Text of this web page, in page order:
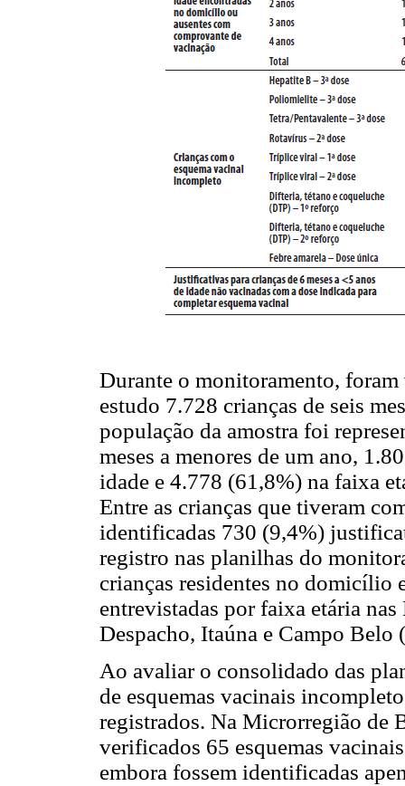
Durante o monitoramento,
estudo 7.728 crianças de seis
população da amostra foi
meses a menores de um ano,
idade e 4.778 (61,8%) na faixa
Entre as crianças que tiveram
identificadas 730 (9,4%)
registro nas planilhas do
crianças residentes no domicílio
entrevistadas por faixa etária
Despacho, Itaúna e Campo Belo (
Ao avaliar o consolidado das
de esquemas vacinais
registrados. Na Microrregião de
verificados 65 esquemas
embora fossem identificadas